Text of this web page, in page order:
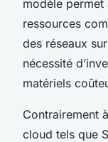
modèle
ressources
des réseaux
nécessité
matériels
Contrairement
cloud tels que